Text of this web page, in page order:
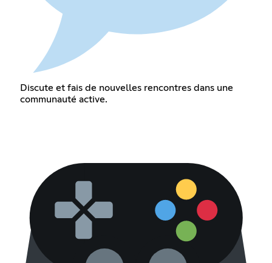
Discute et fais de nouvelles rencontres dans une
communauté active.